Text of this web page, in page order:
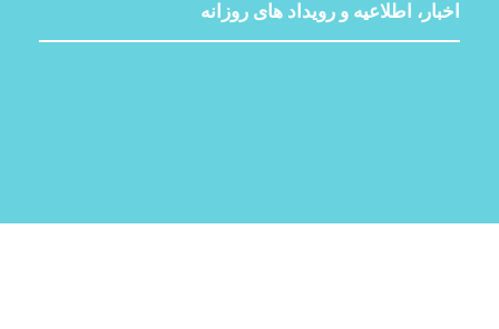
اخبار، اطلاعیه و رویداد های روزانه